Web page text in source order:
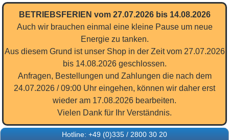
Zum Hauptinhalt springen
BETRIEBSFERIEN vom 27.07.2026 bis 14.08.2026
Auch wir brauchen einmal eine kleine Pause um neue
Energie zu tanken.
Aus diesem Grund ist unser Shop in der Zeit vom 27.07.2026
bis 14.08.2026 geschlossen.
Anfragen, Bestellungen und Zahlungen die nach dem
24.07.2026 / 09:00 Uhr eingehen, können wir daher erst
wieder am 17.08.2026 bearbeiten.
Vielen Dank für Ihr Verständnis.
Hotline: +49 (0)335 / 2800 30 20